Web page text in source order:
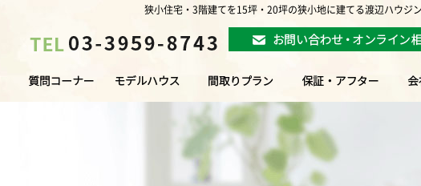
狭小住宅・3階建てを15坪・20坪の狭小地に建てる渡辺ハウジ